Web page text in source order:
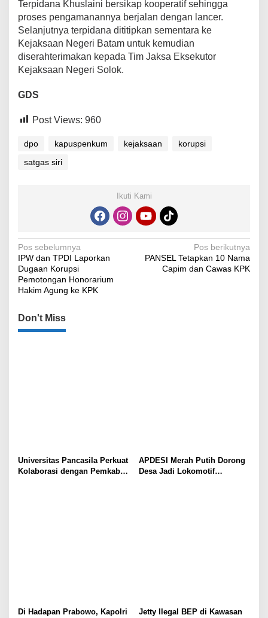
Terpidana Khuslaini bersikap kooperatif sehingga
proses pengamanannya berjalan dengan lancer.
Selanjutnya terpidana dititipkan sementara ke
Kejaksaan Negeri Batam untuk kemudian
diserahterimakan kepada Tim Jaksa Eksekutor
Kejaksaan Negeri Solok.
GDS
Post Views: 960
dpo kapuspenkum kejaksaan
korupsi
satgas siri
Ikuti Kami
Navigasi
pos
Pos sebelumnya
IPW dan TPDI Laporkan
Dugaan Korupsi
Pemotongan Honorarium
Hakim Agung ke KPK
Pos berikutnya
PANSEL Tetapkan 10 Nama
Capim dan Cawas KPK
Don't Miss
Universitas Pancasila Perkuat
Kolaborasi dengan Pemkab
APDESI Merah Putih Dorong
Desa Jadi Lokomotif
Di Hadapan Prabowo, Kapolri
Jetty Ilegal BEP di Kawasan